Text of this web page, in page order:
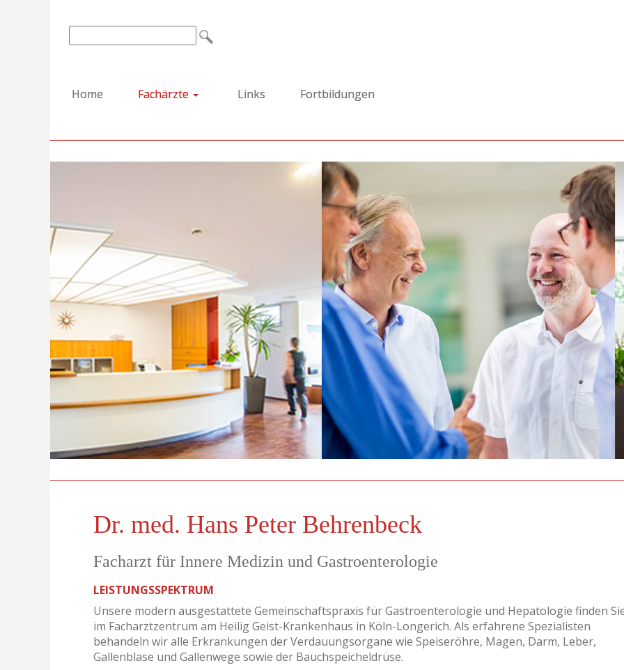
Home Fachärzte Links Fortbildungen
Dr. med. Hans Peter Behrenbeck
Facharzt für Innere Medizin und Gastroenterologie
LEISTUNGSSPEKTRUM
Unsere modern ausgestattete Gemeinschaftspraxis für Gastroenterologie und Hepatologie finden
im Facharztzentrum am Heilig Geist-Krankenhaus in Köln-Longerich. Als erfahrene Spezialisten
behandeln wir alle Erkrankungen der Verdauungsorgane wie Speiseröhre, Magen, Darm, Leber,
Gallenblase und Gallenwege sowie der Bauchspeicheldrüse.